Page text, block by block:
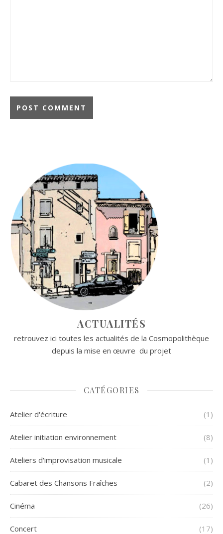
ACTUALITÉS
retrouvez ici toutes les actualités de la Cosmopolithèque
depuis la mise en œuvre du projet
CATÉGORIES
Atelier d'écriture (1)
Atelier initiation environnement (8)
Ateliers d'improvisation musicale (1)
Cabaret des Chansons Fraîches (2)
Cinéma (26)
Concert (17)